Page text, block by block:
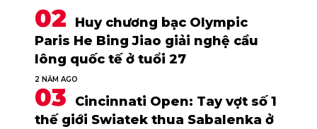
Huy chương bạc Olympic
Paris He Bing Jiao giải nghệ cầu
lông quốc tế ở tuổi 27
2 NĂM AGO
Cincinnati Open: Tay vợt số 1
thế giới Swiatek thua Sabalenka ở